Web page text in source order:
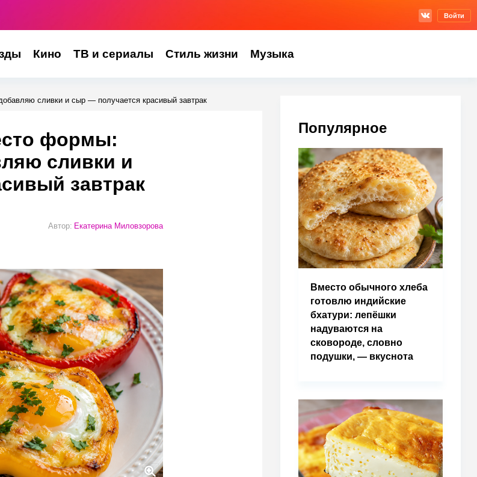
Войти
Кино ТВ и сериалы Стиль жизни Музыка
сливки и сыр — получается красивый завтрак
формы:
сливки и
завтрак
Автор: Екатерина Миловзорова
Популярное
Вместо обычного хлеба
готовлю индийские
бхатури: лепёшки
надуваются на
сковороде, словно
подушки, — вкуснота